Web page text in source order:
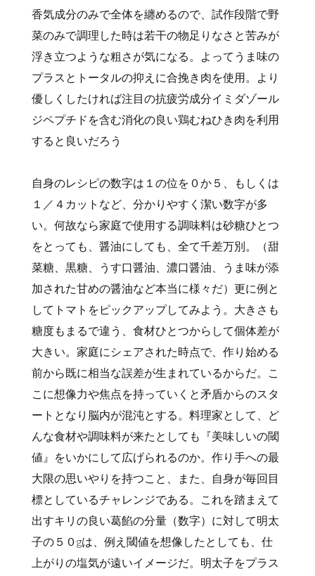
香気成分のみで全体を纏めるので、試作段階で野
菜のみで調理した時は若干の物足りなさと苦みが
浮き立つような粗さが気になる。よってうま味の
プラスとトータルの抑えに合挽き肉を使用。より
優しくしたければ注目の抗疲労成分イミダゾール
ジペプチドを含む消化の良い鶏むねひき肉を利用
すると良いだろう
自身のレシピの数字は１の位を０か５、もしくは
１／４カットなど、分かりやすく潔い数字が多
い。何故なら家庭で使用する調味料は砂糖ひとつ
をとっても、醤油にしても、全て千差万別。（甜
菜糖、黒糖、うす口醤油、濃口醤油、うま味が添
加された甘めの醤油など本当に様々だ）更に例と
してトマトをピックアップしてみよう。大きさも
糖度もまるで違う、食材ひとつからして個体差が
大きい。家庭にシェアされた時点で、作り始める
前から既に相当な誤差が生まれているからだ。こ
こに想像力や焦点を持っていくと矛盾からのスタ
ートとなり脳内が混沌とする。料理家として、ど
んな食材や調味料が来たとしても『美味しいの閾
値』をいかにして広げられるのか。作り手への最
大限の思いやりを持つこと、また、自身が毎回目
標としているチャレンジである。これを踏まえて
出すキリの良い葛餡の分量（数字）に対して明太
子の５０gは、例え閾値を想像したとしても、仕
上がりの塩気が遠いイメージだ。明太子をプラス